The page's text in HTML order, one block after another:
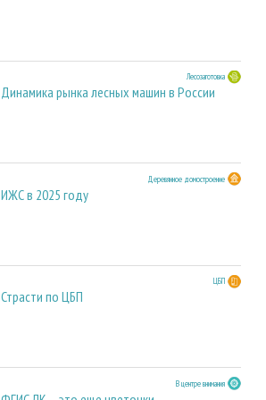
Лесозаготовка
Динамика рынка лесных машин в России
Деревянное домостроение
ИЖС в 2025 году
ЦБП
Страсти по ЦБП
В центре внимания